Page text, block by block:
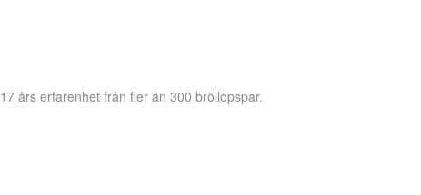
års erfarenhet från fler än 300 bröllopspar.